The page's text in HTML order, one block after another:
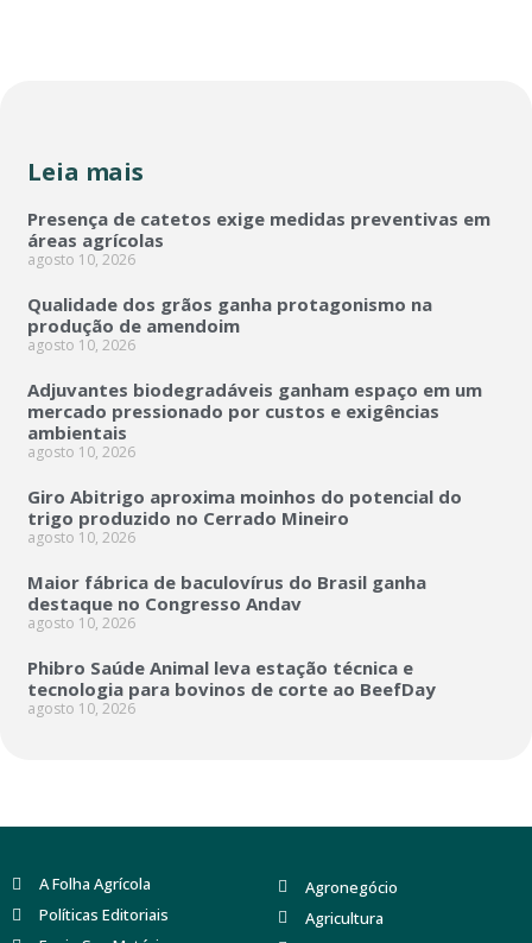
Leia mais
Presença de catetos exige medidas preventivas em
áreas agrícolas
agosto 10, 2026
Qualidade dos grãos ganha protagonismo na
produção de amendoim
agosto 10, 2026
Adjuvantes biodegradáveis ganham espaço em um
mercado pressionado por custos e exigências
ambientais
agosto 10, 2026
Giro Abitrigo aproxima moinhos do potencial do
trigo produzido no Cerrado Mineiro
agosto 10, 2026
Maior fábrica de baculovírus do Brasil ganha
destaque no Congresso Andav
agosto 10, 2026
Phibro Saúde Animal leva estação técnica e
tecnologia para bovinos de corte ao BeefDay
agosto 10, 2026
A Folha Agrícola
Políticas Editoriais
Agronegócio
Agricultura